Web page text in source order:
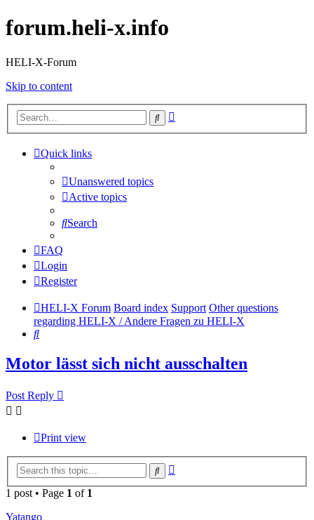
forum.heli-x.info
HELI-X-Forum
Skip to content
Search
Quick links
Unanswered topics
Active topics
Search
FAQ
Login
Register
HELI-X Forum Board index Support Other questions
regarding HELI-X / Andere Fragen zu HELI-X
Search
Motor lässt sich nicht ausschalten
Post Reply
Print view
Search
1 post • Page 1 of 1
Yatango